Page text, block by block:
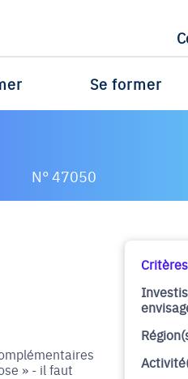
Se former
N° 47050
» - il faut